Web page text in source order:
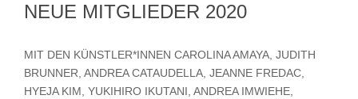
NEUE MITGLIEDER 2020
MIT DEN KÜNSTLER*INNEN CAROLINA AMAYA, JUDITH
BRUNNER, ANDREA CATAUDELLA, JEANNE FREDAC,
HYEJA KIM, YUKIHIRO IKUTANI, ANDREA IMWIEHE,